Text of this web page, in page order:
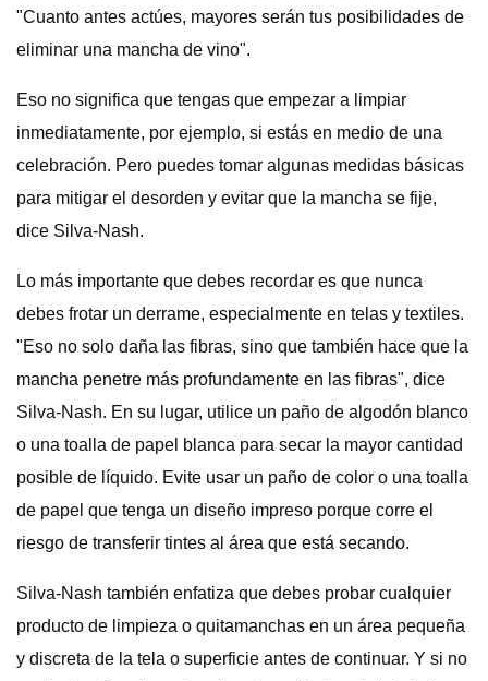
"Cuanto antes actúes, mayores serán tus posibilidades de
eliminar una mancha de vino".
Eso no significa que tengas que empezar a limpiar
inmediatamente, por ejemplo, si estás en medio de una
celebración. Pero puedes tomar algunas medidas básicas
para mitigar el desorden y evitar que la mancha se fije,
dice Silva-Nash.
Lo más importante que debes recordar es que nunca
debes frotar un derrame, especialmente en telas y textiles.
"Eso no solo daña las fibras, sino que también hace que la
mancha penetre más profundamente en las fibras", dice
Silva-Nash. En su lugar, utilice un paño de algodón blanco
o una toalla de papel blanca para secar la mayor cantidad
posible de líquido. Evite usar un paño de color o una toalla
de papel que tenga un diseño impreso porque corre el
riesgo de transferir tintes al área que está secando.
Silva-Nash también enfatiza que debes probar cualquier
producto de limpieza o quitamanchas en un área pequeña
y discreta de la tela o superficie antes de continuar. Y si no